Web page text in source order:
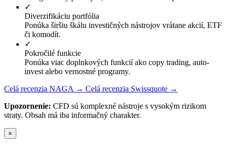
✓
Diverzifikáciu portfólia
Ponúka širšiu škálu investičných nástrojov vrátane akcií, ETF
či komodít.
✓
Pokročilé funkcie
Ponúka viac doplnkových funkcií ako copy trading, auto-
invest alebo vernostné programy.
Celá recenzia NAGA → Celá recenzia Swissquote →
Upozornenie: CFD sú komplexné nástroje s vysokým rizikom
straty. Obsah má iba informačný charakter.
×